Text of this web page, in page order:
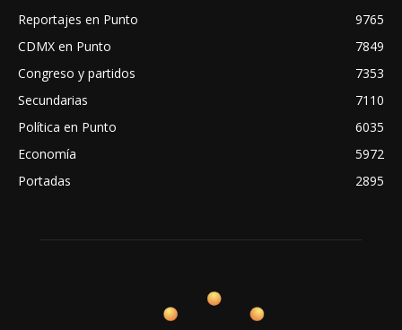
Reportajes en Punto
9765
CDMX en Punto
7849
Congreso y partidos
7353
Secundarias
7110
Política en Punto
6035
Economía
5972
Portadas
2895